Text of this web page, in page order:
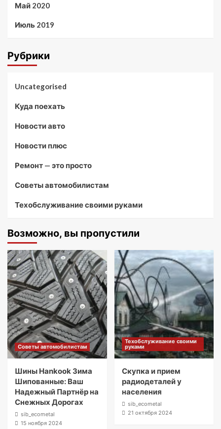
Май 2020
Июль 2019
Рубрики
Uncategorised
Куда поехать
Новости авто
Новости плюс
Ремонт — это просто
Советы автомобилистам
Техобслуживание своими руками
Возможно, вы пропустили
Советы автомобилистам
Шины Hankook Зима
Шипованные: Ваш
Надежный Партнёр на
Снежных Дорогах
sib_ecometal
15 ноября 2024
Техобслуживание своими
руками
Скупка и прием
радиодеталей у
населения
sib_ecometal
21 октября 2024